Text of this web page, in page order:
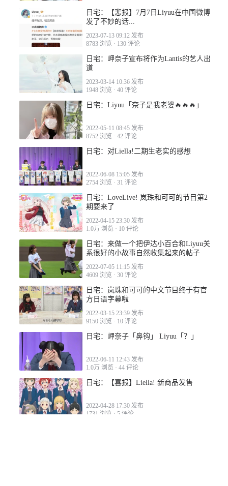
日宅：【悲报】7月7日Liyuu在中国微博
发了不妙的话...
2023-07-13 09:12 发布
8783 浏览 · 130 评论
日宅：岬奈子宣布将作为Lantis的艺人出
道
2023-03-14 10:36 发布
1948 浏览 · 40 评论
日宅：Liyuu「奈子是我老婆🔥🔥🔥」
2022-05-11 08:45 发布
8752 浏览 · 42 评论
日宅：对Liella!二期生老实的感想
2022-06-08 15:05 发布
2754 浏览 · 31 评论
日宅：LoveLive! 岚珠和可可的节目第2
期要来了
2022-04-15 23:30 发布
1.0万 浏览 · 10 评论
日宅：来做一个把伊达小百合和Liyuu关
系很好的小故事自然收集起来的帖子
2022-07-05 11:15 发布
4609 浏览 · 30 评论
日宅：岚珠和可可的中文节目终于有官
方日语字幕啦
2022-03-15 23:39 发布
9150 浏览 · 10 评论
日宅：岬奈子「鼻钩」 Liyuu「？」
2022-06-11 12:43 发布
1.0万 浏览 · 44 评论
日宅：【喜报】Liella! 新商品发售
2022-04-28 17:30 发布
1731 浏览 · 5 评论